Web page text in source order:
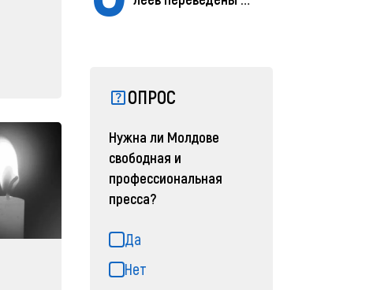
ОПРОС
Нужна ли Молдове
свободная и
профессиональная
пресса?
Да
Нет